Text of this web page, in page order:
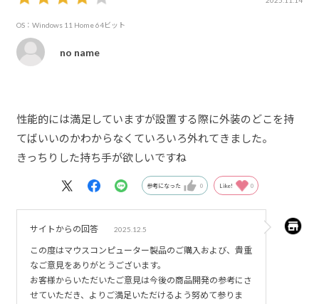
OS：Windows 11 Home 64ビット
no name
性能的には満足していますが設置する際に外装のどこを持
てばいいのかわからなくていろいろ外れてきました。
きっちりした持ち手が欲しいですね
参考になった 0 Like! 0
サイトからの回答 2025.12.5
この度はマウスコンピューター製品のご購入および、貴重
なご意見をありがとうございます。
お客様からいただいたご意見は今後の商品開発の参考にさ
せていただき、よりご満足いただけるよう努めて参りま